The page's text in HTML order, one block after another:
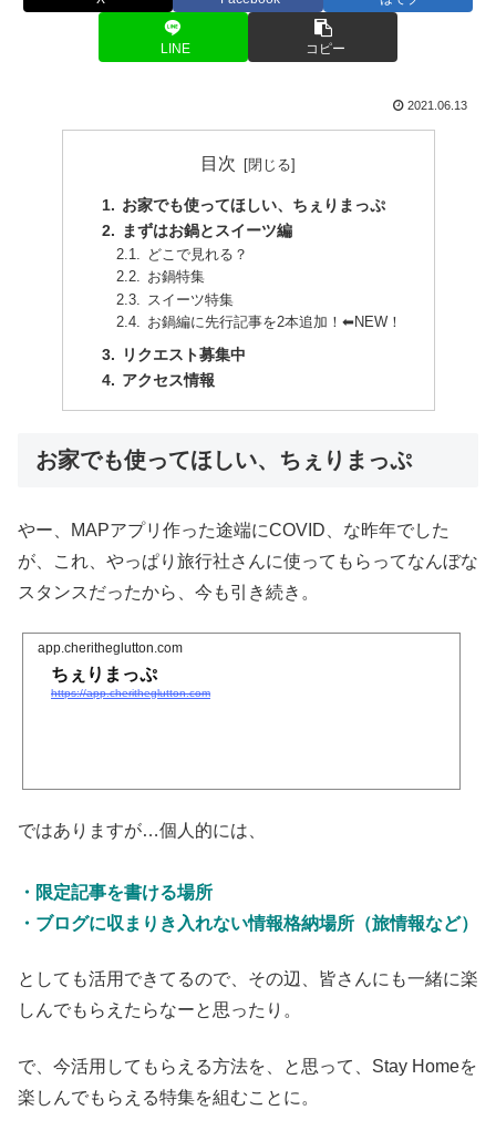
LINE コピー
2021.06.13
目次
お家でも使ってほしい、ちぇりまっぷ
まずはお鍋とスイーツ編
どこで見れる？
お鍋特集
スイーツ特集
お鍋編に先行記事を2本追加！⬅︎NEW！
リクエスト募集中
アクセス情報
お家でも使ってほしい、ちぇりまっぷ
やー、MAPアプリ作った途端にCOVID、な昨年でした
が、これ、やっぱり旅行社さんに使ってもらってなんぼな
スタンスだったから、今も引き続き。
app.cheritheglutton.com
ちぇりまっぷ
https://app.cheritheglutton.com
ではありますが…個人的には、
・限定記事を書ける場所
・ブログに収まりき入れない情報格納場所（旅情報など）
としても活用できてるので、その辺、皆さんにも一緒に楽
しんでもらえたらなーと思ったり。
で、今活用してもらえる方法を、と思って、Stay Homeを
楽しんでもらえる特集を組むことに。